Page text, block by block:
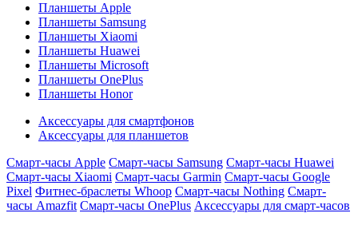
Планшеты Apple
Планшеты Samsung
Планшеты Xiaomi
Планшеты Huawei
Планшеты Microsoft
Планшеты OnePlus
Планшеты Honor
Аксессуары для смартфонов
Аксессуары для планшетов
Смарт-часы Apple Смарт-часы Samsung Смарт-часы Huawei
Смарт-часы Xiaomi Смарт-часы Garmin Смарт-часы Google
Pixel Фитнес-браслеты Whoop Смарт-часы Nothing Смарт-
часы Amazfit Смарт-часы OnePlus Аксессуары для смарт-часов